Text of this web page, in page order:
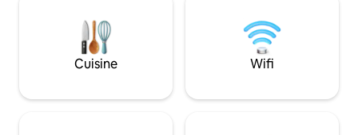
Cuisine Wifi